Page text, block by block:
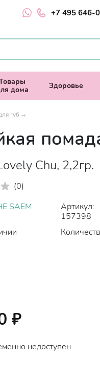
+7 495 646-
дома
Здоровье
губ
Chu, 2,2гр.
(0)
SAEM
Артикул:
157398
₽
недоступен